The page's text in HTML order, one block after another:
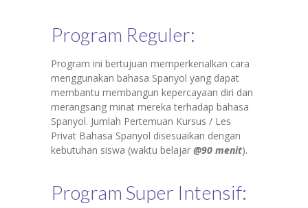
Program Reguler:
Program ini bertujuan memperkenalkan cara
menggunakan bahasa Spanyol yang dapat
membantu membangun kepercayaan diri dan
merangsang minat mereka terhadap bahasa
Spanyol. Jumlah Pertemuan Kursus / Les
Privat Bahasa Spanyol disesuaikan dengan
kebutuhan siswa (waktu belajar @90 menit).
Program Super Intensif: